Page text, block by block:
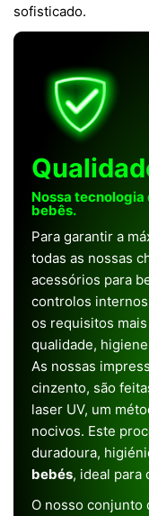
sofisticado.
Nossa tecnologia
bebês.
Para garantir a
todas as nossas
acessórios para
controlos
os requisitos
qualidade,
As nossas
cinzento, são
laser UV, um
nocivos. Este
duradoura,
bebés, ideal para
O nosso conjunto